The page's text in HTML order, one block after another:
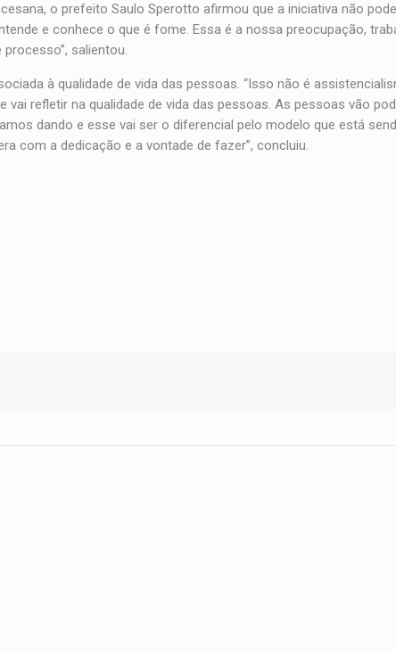
o prefeito Saulo Sperotto afirmou que a iniciativa não
e conhece o que é fome. Essa é a nossa preocupação,
salientou.
à qualidade de vida das pessoas. “Isso não é
vai refletir na qualidade de vida das pessoas. As pessoas vão
dando e esse vai ser o diferencial pelo modelo que está
com a dedicação e a vontade de fazer”, concluiu.